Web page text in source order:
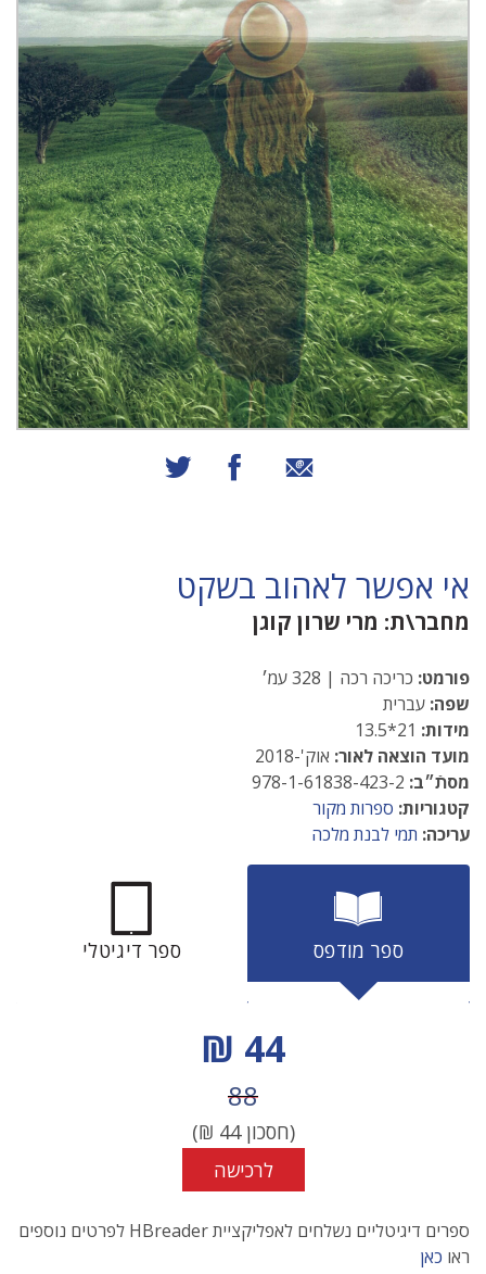
שיתוף באמצעות אימייל
שיתוף בפייסבוק
אי אפשר לאהוב בשקט
מחבר\ת: מרי שרון קוגן
פורמט: כריכה רכה | 328 עמ׳
שפה: עברית
מידות:
מועד הוצאה לאור: אוק'-2018
מסתֿ״ב:
קטגוריות: ספרות מקור
עריכה: תמי לבנת מלכה
ספר מודפס ספר דיגיטלי
מחיר הנחה
44 ₪
מחיר לפני הנחה
88
(חסכון44
₪)
לרכישה
ספרים דיגיטליים נשלחים לאפליקציית HBreader לפרטים נוספים
ראו כאן